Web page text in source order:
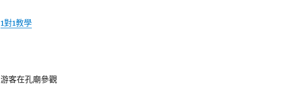
1對1教學
游客在孔廟參觀